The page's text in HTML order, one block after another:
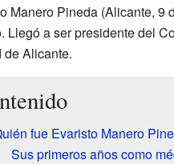
Manero Pineda (Alicante, 9
Llegó a ser presidente del
de Alicante.
fue Evaristo Manero
Sus primeros años como